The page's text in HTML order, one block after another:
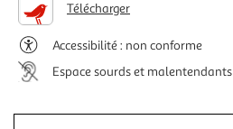
Télécharger
Accessibilité : non conforme
Espace sourds et malentendants